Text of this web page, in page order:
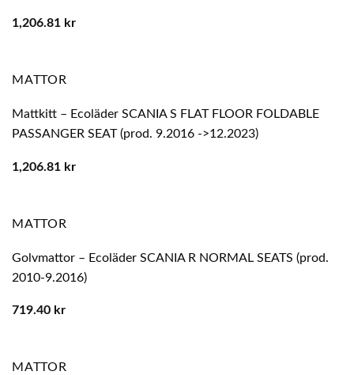
1,206.81 kr
MATTOR
Mattkitt – Ecoläder SCANIA S FLAT FLOOR FOLDABLE
PASSANGER SEAT (prod. 9.2016 ->12.2023)
1,206.81 kr
MATTOR
Golvmattor – Ecoläder SCANIA R NORMAL SEATS (prod.
2010-9.2016)
719.40 kr
MATTOR